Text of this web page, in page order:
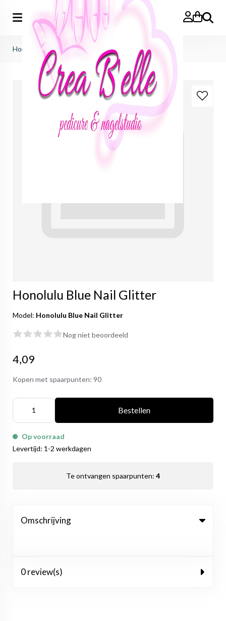
Zoeken
Home Honolulu Blue Nail Glitter
Honolulu Blue Nail Glitter
Model: Honolulu Blue Nail Glitter
Nog niet beoordeeld
4,09
Kopen met spaarpunten: 90
Bestellen
Op voorraad
Levertijd: 1-2 werkdagen
Te ontvangen spaarpunten: 4
Omschrijving
0 review(s)